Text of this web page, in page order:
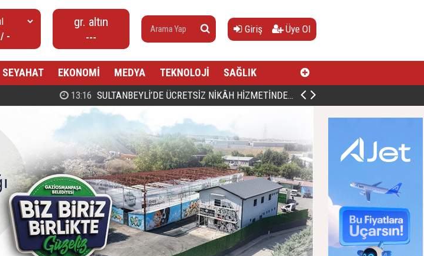
-
gr. altın
---
Giriş Üye Ol
SEYAHAT EKONOMİ MEDYA TEKNOLOJİ SAĞLIK
00:27 PROF. DR. MAHMUD ESAD COŞAN, DOĞUMUNUN HİCRÎ 91. YILINDA ELAZIĞ'DA YÂD EDİLECEK